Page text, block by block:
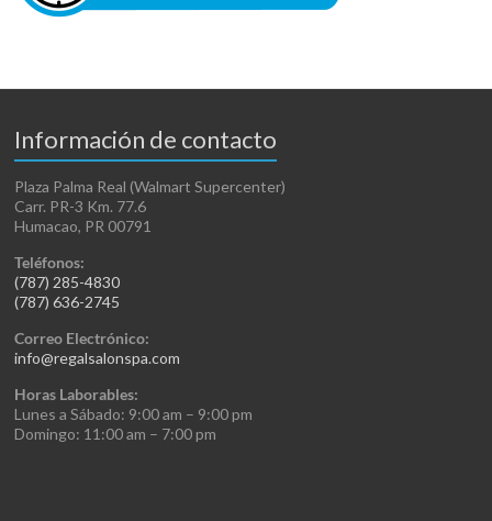
Información de contacto
Plaza Palma Real (Walmart Supercenter)
Carr. PR-3 Km. 77.6
Humacao, PR 00791
Teléfonos:
(787) 285-4830
(787) 636-2745
Correo Electrónico:
info@regalsalonspa.com
Horas Laborables:
Lunes a Sábado: 9:00 am – 9:00 pm
Domingo: 11:00 am – 7:00 pm